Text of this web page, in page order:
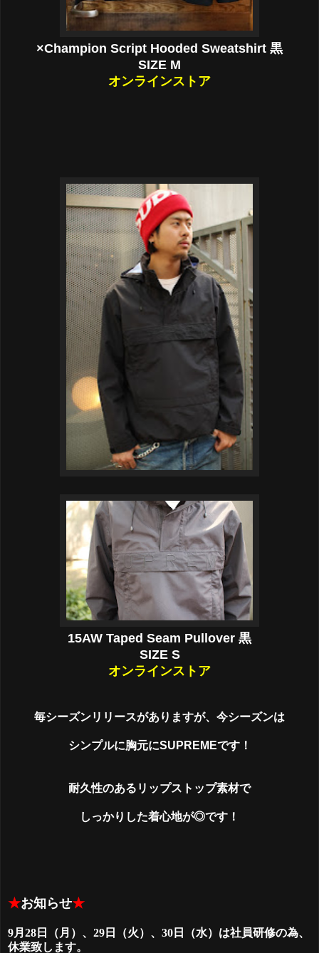
×Champion Script Hooded Sweatshirt 黒
SIZE M
オンラインストア
15AW Taped Seam Pullover 黒
SIZE S
オンラインストア
毎シーズンリリースがありますが、今シーズンは
シンプルに胸元にSUPREMEです！
耐久性のあるリップストップ素材で
しっかりした着心地が◎です！
★お知らせ★
9月28日（月）、29日（火）、30日（水）は社員研修の為、
休業致します。